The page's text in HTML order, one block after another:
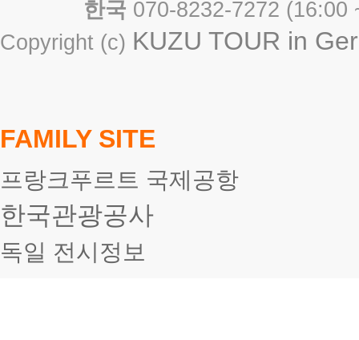
한국 070-8232-7272 (
Copyright (c) KUZU TOUR in
FAMILY SITE
프랑크푸르트 국제공항
한국관광공사
독일 전시정보